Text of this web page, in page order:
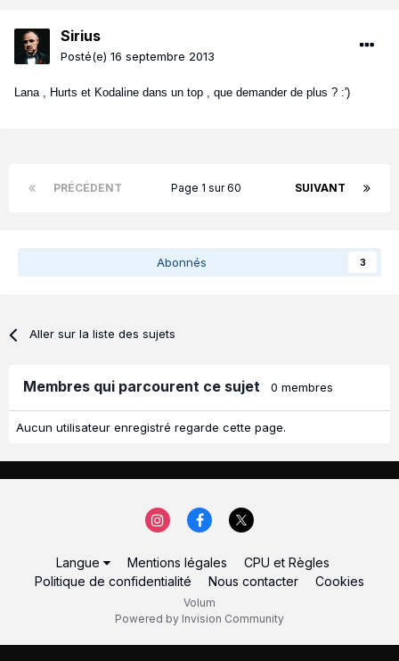
Sirius
Posté(e) 16 septembre 2013
Lana , Hurts et Kodaline dans un top , que demander de plus ? :')
PRÉCÉDENT SUIVANT
Page 1 sur 60
Abonnés 3
Aller sur la liste des sujets
Membres qui parcourent ce sujet 0 membres
Aucun utilisateur enregistré regarde cette page.
Langue Mentions légales
CPU et Règles
Politique de confidentialité
Nous contacter Cookies
Volum
Powered by Invision Community